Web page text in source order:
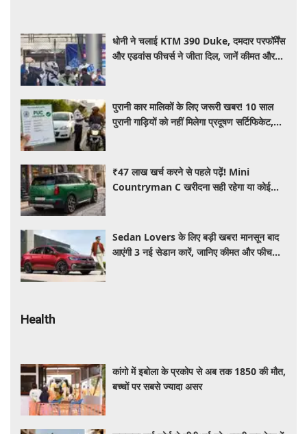
धोनी ने चलाई KTM 390 Duke, दमदार परफॉर्मेंस
और एडवांस फीचर्स ने जीता दिल, जानें कीमत और
पुरानी कार मालिकों के लिए जरूरी खबर! 10 साल
पुरानी गाड़ियों को नहीं मिलेगा प्रदूषण सर्टिफिकेट,
₹47 लाख खर्च करने से पहले पढ़ें! Mini
Countryman C खरीदना सही रहेगा या कोई
Sedan Lovers के लिए बड़ी खबर! मानसून बाद
आएंगी 3 नई सेडान कारें, जानिए कीमत और फीचर्स
Health
कांगो में इबोला के प्रकोप से अब तक 1850 की मौत,
बच्चों पर सबसे ज्यादा असर